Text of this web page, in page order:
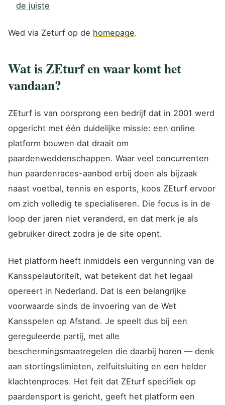
de juiste
Wed via Zeturf op de homepage.
Wat is ZEturf en waar komt het
vandaan?
ZEturf is van oorsprong een bedrijf dat in 2001 werd
opgericht met één duidelijke missie: een online
platform bouwen dat draait om
paardenweddenschappen. Waar veel concurrenten
hun paardenraces-aanbod erbij doen als bijzaak
naast voetbal, tennis en esports, koos ZEturf ervoor
om zich volledig te specialiseren. Die focus is in de
loop der jaren niet veranderd, en dat merk je als
gebruiker direct zodra je de site opent.
Het platform heeft inmiddels een vergunning van de
Kansspelautoriteit, wat betekent dat het legaal
opereert in Nederland. Dat is een belangrijke
voorwaarde sinds de invoering van de Wet
Kansspelen op Afstand. Je speelt dus bij een
gereguleerde partij, met alle
beschermingsmaatregelen die daarbij horen — denk
aan stortingslimieten, zelfuitsluiting en een helder
klachtenproces. Het feit dat ZEturf specifiek op
paardensport is gericht, geeft het platform een